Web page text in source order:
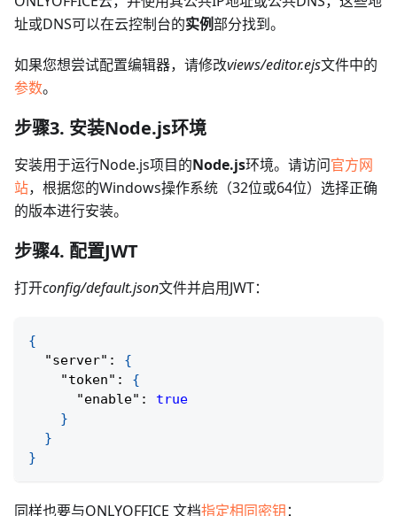
址或DNS可以在云控制台的实例部分找到。
如果您想尝试配置编辑器，请修改views/editor.ejs文件中的
参数。
步骤3. 安装Node.js环境
安装用于运行Node.js项目的Node.js环境。请访问官方网
站，根据您的Windows操作系统（32位或64位）选择正确
的版本进行安装。
步骤4. 配置JWT
打开config/default.json文件并启用JWT：
{
"server" :
{
"token" :
{
"enable" :
true
}
}
}
同样也要与ONLYOFFICE 文档指定相同密钥：